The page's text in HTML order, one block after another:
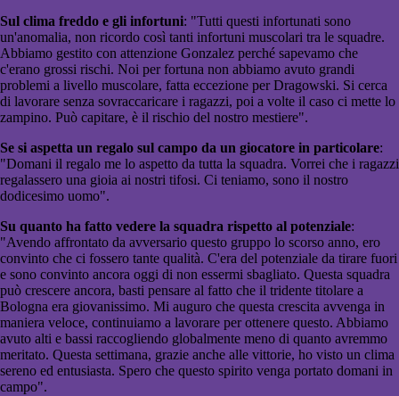
Sul clima freddo e gli infortuni: "Tutti questi infortunati sono
un'anomalia, non ricordo così tanti infortuni muscolari tra le squadre.
Abbiamo gestito con attenzione Gonzalez perché sapevamo che
c'erano grossi rischi. Noi per fortuna non abbiamo avuto grandi
problemi a livello muscolare, fatta eccezione per Dragowski. Si cerca
di lavorare senza sovraccaricare i ragazzi, poi a volte il caso ci mette lo
zampino. Può capitare, è il rischio del nostro mestiere".
Se si aspetta un regalo sul campo da un giocatore in particolare:
"Domani il regalo me lo aspetto da tutta la squadra. Vorrei che i ragazzi
regalassero una gioia ai nostri tifosi. Ci teniamo, sono il nostro
dodicesimo uomo".
Su quanto ha fatto vedere la squadra rispetto al potenziale:
"Avendo affrontato da avversario questo gruppo lo scorso anno, ero
convinto che ci fossero tante qualità. C'era del potenziale da tirare fuori
e sono convinto ancora oggi di non essermi sbagliato. Questa squadra
può crescere ancora, basti pensare al fatto che il tridente titolare a
Bologna era giovanissimo. Mi auguro che questa crescita avvenga in
maniera veloce, continuiamo a lavorare per ottenere questo. Abbiamo
avuto alti e bassi raccogliendo globalmente meno di quanto avremmo
meritato. Questa settimana, grazie anche alle vittorie, ho visto un clima
sereno ed entusiasta. Spero che questo spirito venga portato domani in
campo".